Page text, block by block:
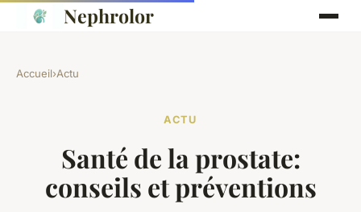
Nephrolor
Accueil›Actu
ACTU
Santé de la prostate:
conseils et préventions